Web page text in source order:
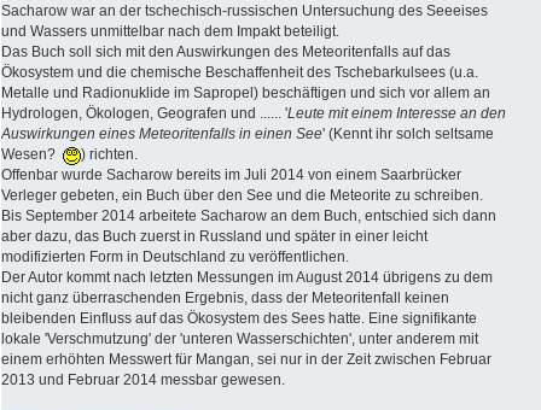
Sacharow war an der tschechisch-russischen Untersuchung des Seeeises
und Wassers unmittelbar nach dem Impakt beteiligt.
Das Buch soll sich mit den Auswirkungen des Meteoritenfalls auf das
Ökosystem und die chemische Beschaffenheit des Tschebarkulsees (u.a.
Metalle und Radionuklide im Sapropel) beschäftigen und sich vor allem an
Hydrologen, Ökologen, Geografen und ...... 'Leute mit einem Interesse an den
Auswirkungen eines Meteoritenfalls in einen See' (Kennt ihr solch seltsame
Wesen?
) richten.
Offenbar wurde Sacharow bereits im Juli 2014 von einem Saarbrücker
Verleger gebeten, ein Buch über den See und die Meteorite zu schreiben.
Bis September 2014 arbeitete Sacharow an dem Buch, entschied sich dann
aber dazu, das Buch zuerst in Russland und später in einer leicht
modifizierten Form in Deutschland zu veröffentlichen.
Der Autor kommt nach letzten Messungen im August 2014 übrigens zu dem
nicht ganz überraschenden Ergebnis, dass der Meteoritenfall keinen
bleibenden Einfluss auf das Ökosystem des Sees hatte. Eine signifikante
lokale 'Verschmutzung' der 'unteren Wasserschichten', unter anderem mit
einem erhöhten Messwert für Mangan, sei nur in der Zeit zwischen Februar
2013 und Februar 2014 messbar gewesen.